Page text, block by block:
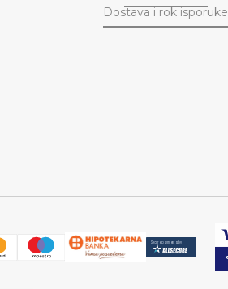
Dostava i rok isporuke